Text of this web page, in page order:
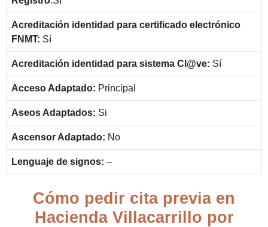
Acreditación identidad para certificado electrónico
FNMT: Sí
Acreditación identidad para sistema Cl@ve: Sí
Acceso Adaptado: Principal
Aseos Adaptados: Si
Ascensor Adaptado: No
Lenguaje de signos: –
Cómo pedir cita previa en
Hacienda Villacarrillo por